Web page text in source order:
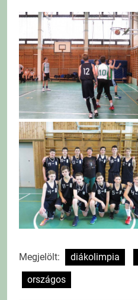
Megjelölt: diákolimpia
országos